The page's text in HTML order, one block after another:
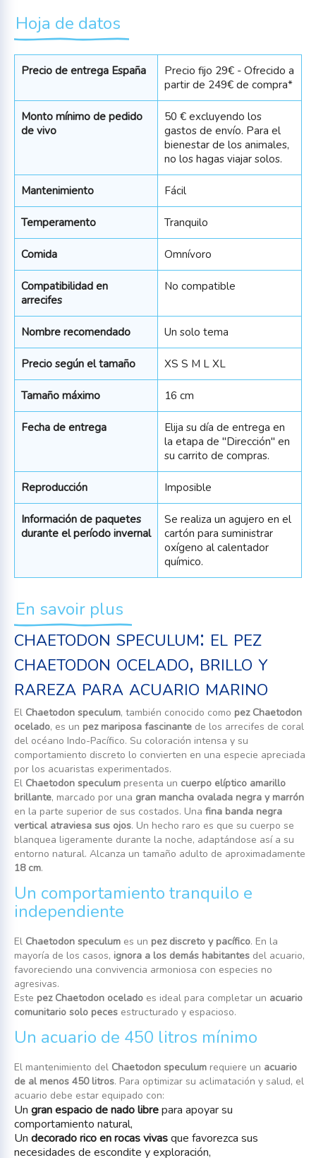
Hoja de datos
Precio de entrega España
Precio fijo 29€ - Ofrecido a
partir de 249€ de compra*
Monto mínimo de pedido
de vivo
50 € excluyendo los
gastos de envío. Para el
bienestar de los animales,
no los hagas viajar solos.
Mantenimiento Fácil
Temperamento Tranquilo
Comida Omnívoro
Compatibilidad en
arrecifes
No compatible
Nombre recomendado Un solo tema
Precio según el tamaño XS S M L XL
Tamaño máximo 16 cm
Fecha de entrega
Elija su día de entrega en
la etapa de "Dirección" en
su carrito de compras.
Reproducción Imposible
Información de paquetes
durante el período invernal
Se realiza un agujero en el
cartón para suministrar
oxígeno al calentador
químico.
En savoir plus
chaetodon speculum: el pez
chaetodon ocelado, brillo y
rareza para acuario marino
El Chaetodon speculum, también conocido como pez Chaetodon
ocelado, es un pez mariposa fascinante de los arrecifes de coral
del océano Indo-Pacífico. Su coloración intensa y su
comportamiento discreto lo convierten en una especie apreciada
por los acuaristas experimentados.
El Chaetodon speculum presenta un cuerpo elíptico amarillo
brillante, marcado por una gran mancha ovalada negra y marrón
en la parte superior de sus costados. Una fina banda negra
vertical atraviesa sus ojos. Un hecho raro es que su cuerpo se
blanquea ligeramente durante la noche, adaptándose así a su
entorno natural. Alcanza un tamaño adulto de aproximadamente
18 cm.
Un comportamiento tranquilo e
independiente
El Chaetodon speculum es un pez discreto y pacífico. En la
mayoría de los casos, ignora a los demás habitantes del acuario,
favoreciendo una convivencia armoniosa con especies no
agresivas.
Este pez Chaetodon ocelado es ideal para completar un acuario
comunitario solo peces estructurado y espacioso.
Un acuario de 450 litros mínimo
El mantenimiento del Chaetodon speculum requiere un acuario
de al menos 450 litros. Para optimizar su aclimatación y salud, el
acuario debe estar equipado con:
Un gran espacio de nado librepara apoyar su
comportamiento natural,
Un decorado rico en rocas vivasque favorezca sus
necesidades de escondite y exploración,